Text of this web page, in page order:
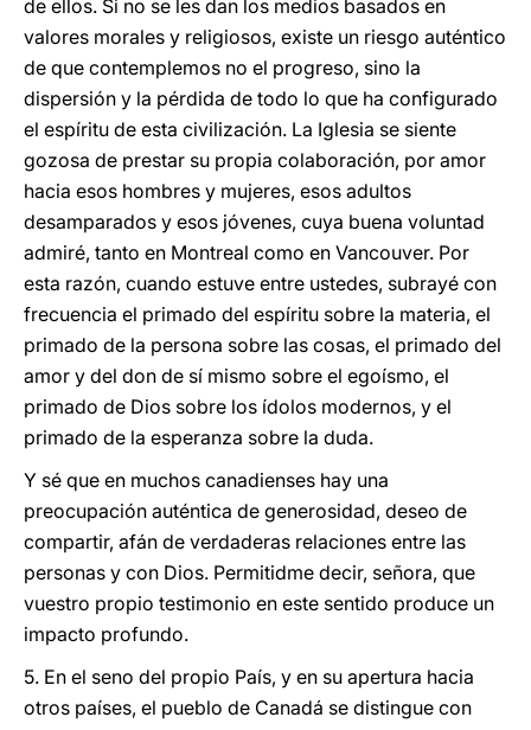
de ellos. Si no se les dan los medios basados en
valores morales y religiosos, existe un riesgo auténtico
de que contemplemos no el progreso, sino la
dispersión y la pérdida de todo lo que ha configurado
el espíritu de esta civilización. La Iglesia se siente
gozosa de prestar su propia colaboración, por amor
hacia esos hombres y mujeres, esos adultos
desamparados y esos jóvenes, cuya buena voluntad
admiré, tanto en Montreal como en Vancouver. Por
esta razón, cuando estuve entre ustedes, subrayé con
frecuencia el primado del espíritu sobre la materia, el
primado de la persona sobre las cosas, el primado del
amor y del don de sí mismo sobre el egoísmo, el
primado de Dios sobre los ídolos modernos, y el
primado de la esperanza sobre la duda.
Y sé que en muchos canadienses hay una
preocupación auténtica de generosidad, deseo de
compartir, afán de verdaderas relaciones entre las
personas y con Dios. Permitidme decir, señora, que
vuestro propio testimonio en este sentido produce un
impacto profundo.
5. En el seno del propio País, y en su apertura hacia
otros países, el pueblo de Canadá se distingue con